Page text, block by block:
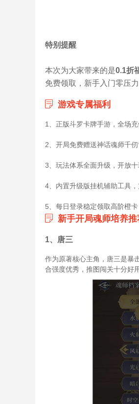
特别提醒
本次为大家带来的是0.1折
免费领取，新手入门零压
游戏专属福利
1、正版斗罗卡牌手游，全场
2、开局免费赠送神话魂师千
3、玩法体系全面升级，开放
4、内置升级版挂机辅助工具
5、每日登录稳定领取高阶橙
新手开局魂师培养推
1、唐三
作为原著核心主角，唐三是暴
合强度优秀，推图闯关十分好